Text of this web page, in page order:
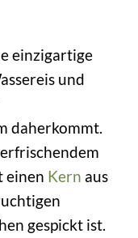
einzigartige
und
daherkommt.
einen Kern aus
gespickt ist.